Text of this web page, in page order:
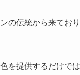
の伝統から来てお
を提供するだけで